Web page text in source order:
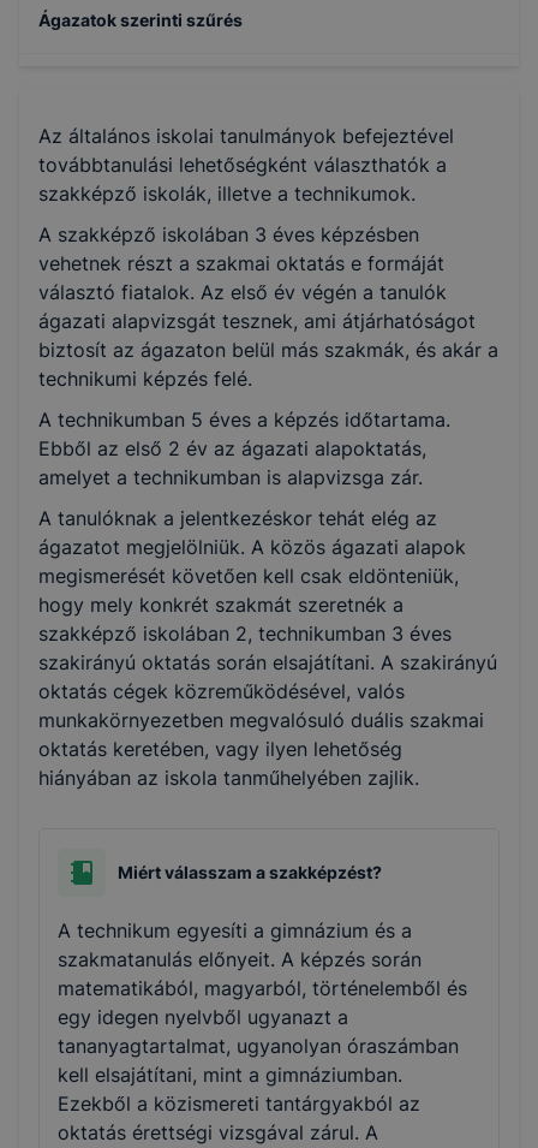
Ágazatok szerinti szűrés
Gépészet
Specializált gép- és járműgyártás
Honvédelem
Informatika és távközlés
Az általános iskolai tanulmányok befejeztével
továbbtanulási lehetőségként választhatók a
szakképző iskolák, illetve a technikumok.
A szakképző iskolában 3 éves képzésben
vehetnek részt a szakmai oktatás e formáját
választó fiatalok. Az első év végén a tanulók
ágazati alapvizsgát tesznek, ami átjárhatóságot
biztosít az ágazaton belül más szakmák, és akár a
technikumi képzés felé.
A technikumban 5 éves a képzés időtartama.
Ebből az első 2 év az ágazati alapoktatás,
amelyet a technikumban is alapvizsga zár.
A tanulóknak a jelentkezéskor tehát elég az
ágazatot megjelölniük. A közös ágazati alapok
megismerését követően kell csak eldönteniük,
hogy mely konkrét szakmát szeretnék a
szakképző iskolában 2, technikumban 3 éves
szakirányú oktatás során elsajátítani. A szakirányú
oktatás cégek közreműködésével, valós
munkakörnyezetben megvalósuló duális szakmai
oktatás keretében, vagy ilyen lehetőség
hiányában az iskola tanműhelyében zajlik.
Miért válasszam a szakképzést?
A technikum egyesíti a gimnázium és a
szakmatanulás előnyeit. A képzés során
matematikából, magyarból, történelemből és
egy idegen nyelvből ugyanazt a
tananyagtartalmat, ugyanolyan óraszámban
kell elsajátítani, mint a gimnáziumban.
Ezekből a közismereti tantárgyakból az
oktatás érettségi vizsgával zárul. A